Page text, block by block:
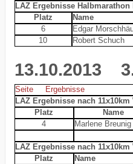
LAZ Ergebnisse Halbmarathon
Platz
Name
6
Edgar
10
Robert Schuch
13.10.2013 3.
Seite
Ergebnisse
LAZ Ergebnisse nach 11x10km
Platz
Name
4
Marlene Breunig
LAZ Ergebnisse nach 11x10km
Platz
Name